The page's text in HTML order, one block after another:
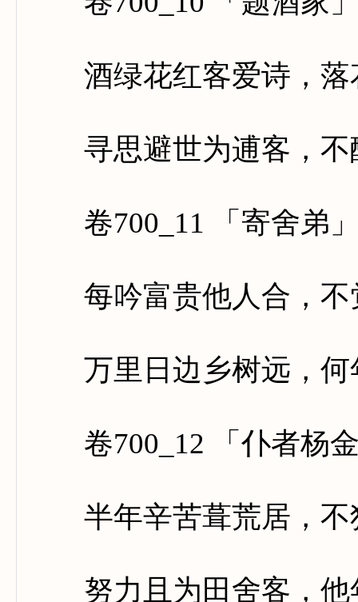
酒绿花红客爱诗，落
寻思避世为逋客，不
卷700_11 「寄舍弟
每吟富贵他人合，不
万里日边乡树远，何
卷700_12 「仆者杨
半年辛苦葺荒居，不
努力且为田舍客，他